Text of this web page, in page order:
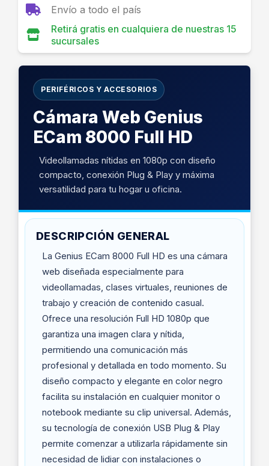
Envío a todo el país
Retirá gratis en cualquiera de nuestras 15
sucursales
PERIFÉRICOS Y ACCESORIOS
Cámara Web Genius
ECam 8000 Full HD
Videollamadas nítidas en 1080p con diseño
compacto, conexión Plug & Play y máxima
versatilidad para tu hogar u oficina.
DESCRIPCIÓN GENERAL
La Genius ECam 8000 Full HD es una cámara
web diseñada especialmente para
videollamadas, clases virtuales, reuniones de
trabajo y creación de contenido casual.
Ofrece una resolución Full HD 1080p que
garantiza una imagen clara y nítida,
permitiendo una comunicación más
profesional y detallada en todo momento. Su
diseño compacto y elegante en color negro
facilita su instalación en cualquier monitor o
notebook mediante su clip universal. Además,
su tecnología de conexión USB Plug & Play
permite comenzar a utilizarla rápidamente sin
necesidad de lidiar con instalaciones o